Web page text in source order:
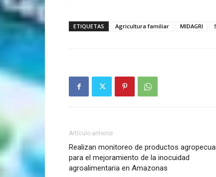
ETIQUETAS Agricultura familiar MIDAGRI
Artículo anterior
Realizan monitoreo de productos
para el mejoramiento de la inocuidad
agroalimentaria en Amazonas